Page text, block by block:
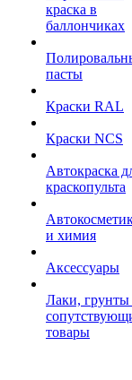
краска в
баллончиках
пасты
Краски RAL
Краски NCS
Автокраска
краскопульта
и химия
Аксессуары
Лаки, грунты
товары